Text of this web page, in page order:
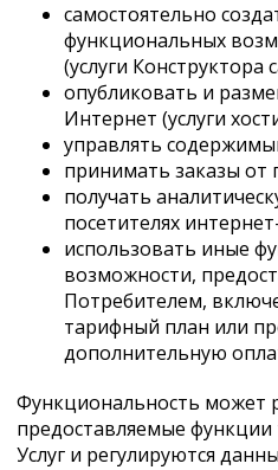
самостоятельно
функциональных
(услуги Конструктора
опубликовать и
Интернет (услуги
управлять
принимать заказы от
получать
посетителях
использовать иные
возможности,
Потребителем,
тарифный план или
дополнительную
Функциональность может
предоставляемые
Услуг и регулируются